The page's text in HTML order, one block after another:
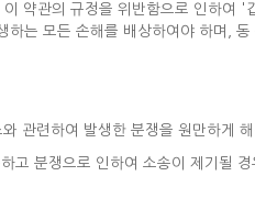
약관의 규정을 위반함으로 인하여
하는 모든 손해를 배상하여야 하며,
관련하여 발생한 분쟁을 원만하게
고 분쟁으로 인하여 소송이 제기될